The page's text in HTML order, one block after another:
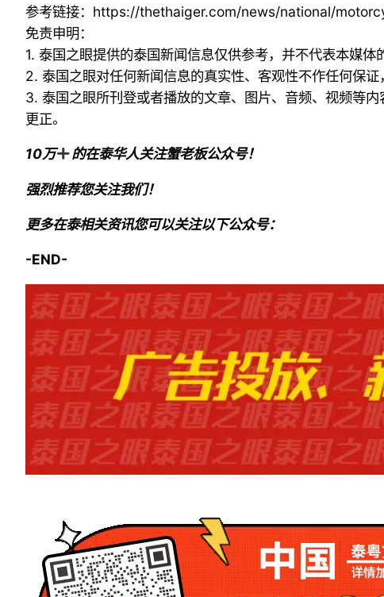
参考链接： https://thethaiger.com/news/national/
免责申明：
1. 泰国之眼提供的泰国新闻信息仅供参考，并不代表本媒体
2. 泰国之眼对任何新闻信息的真实性、客观性不作任何保
3. 泰国之眼所刊登或者播放的文章、图片、音频、视频等
更正。
10万 的在泰华人关注蟹老板公众号！
强烈推荐您关注我们！
更多在泰相关资讯您可以关注以下公众号：
-END-